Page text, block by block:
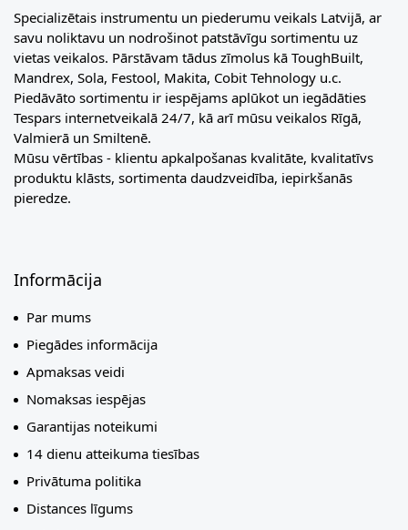
Specializētais instrumentu un piederumu veikals Latvijā, ar
savu noliktavu un nodrošinot patstāvīgu sortimentu uz
vietas veikalos. Pārstāvam tādus zīmolus kā ToughBuilt,
Mandrex, Sola, Festool, Makita, Cobit Tehnology u.c.
Piedāvāto sortimentu ir iespējams aplūkot un iegādāties
Tespars internetveikalā 24/7, kā arī mūsu veikalos Rīgā,
Valmierā un Smiltenē.
Mūsu vērtības - klientu apkalpošanas kvalitāte, kvalitatīvs
produktu klāsts, sortimenta daudzveidība, iepirkšanās
pieredze.
Informācija
Par mums
Piegādes informācija
Apmaksas veidi
Nomaksas iespējas
Garantijas noteikumi
14 dienu atteikuma tiesības
Privātuma politika
Distances līgums